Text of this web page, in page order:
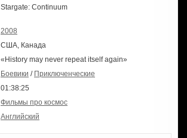
Stargate: Continuum
2008
США, Канада
«History may never repeat itself again»
Боевики / Приключенческие
01:38:25
Фильмы про космос
Английский